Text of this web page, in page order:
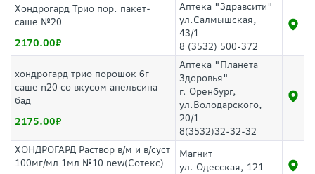
Хондрогард Трио пор. пакет-
саше №20
2170.00
Аптека "Здравсити"
ул.Салмышская,
43/1
8 (3532) 500-372
хондрогард трио порошок 6г
саше n20 со вкусом апельсина
бад
2175.00
Аптека "Планета
Здоровья"
г. Оренбург,
ул.Володарского,
20/1
8(3532)32-32-32
ХОНДРОГАРД Раствор в/м и в/суст
100мг/мл 1мл №10 new(Сотекс)
Магнит
ул. Одесская, 121